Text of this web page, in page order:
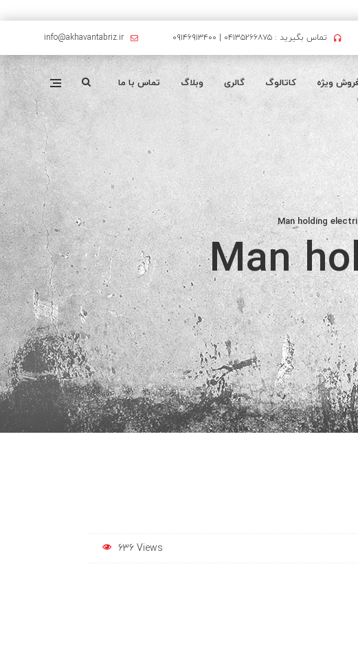
تماس بگیرید : ۰۴۱۳۵۲۶۶۸۷۵ | ۰۹۱۴۶۹۱۳۴۰۰ info@akhavantabriz.ir
ویژه کاتالوگ گالری وبلاگ تماس با ما
Man holding
Man
636 Views